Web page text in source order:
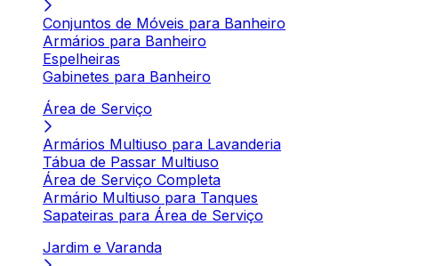
Conjuntos de Móveis para Banheiro
Armários para Banheiro
Espelheiras
Gabinetes para Banheiro
Área de Serviço
Armários Multiuso para Lavanderia
Tábua de Passar Multiuso
Área de Serviço Completa
Armário Multiuso para Tanques
Sapateiras para Área de Serviço
Jardim e Varanda